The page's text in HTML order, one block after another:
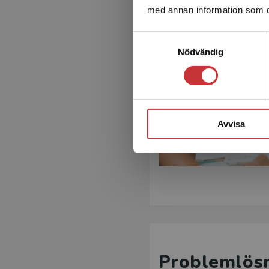
med annan information som
Nödvändig
Avvisa